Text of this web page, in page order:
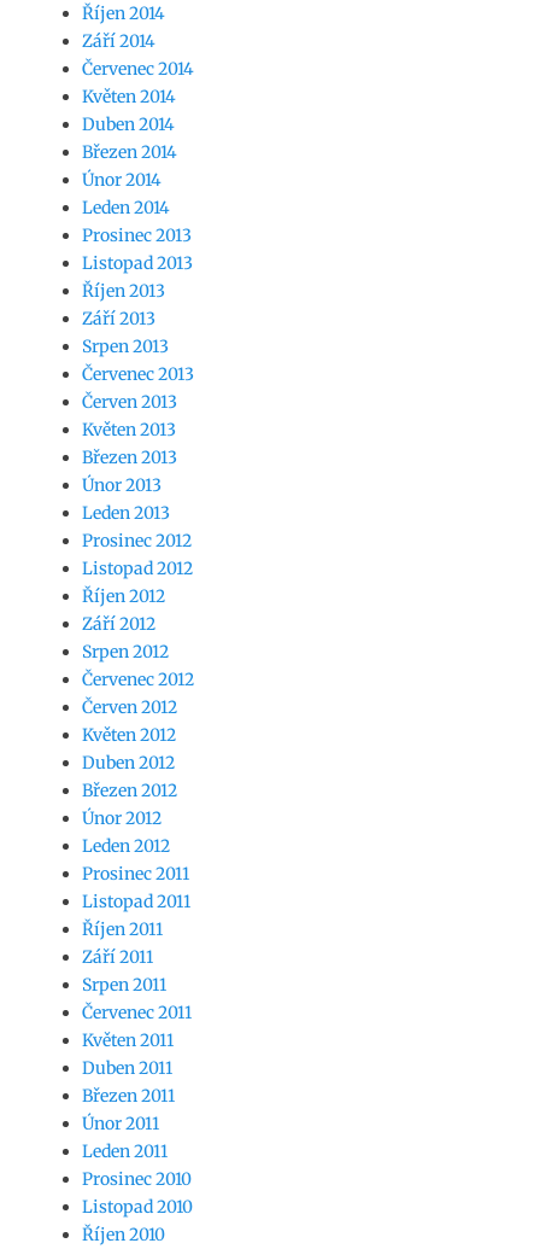
Říjen 2014
Září 2014
Červenec 2014
Květen 2014
Duben 2014
Březen 2014
Únor 2014
Leden 2014
Prosinec 2013
Listopad 2013
Říjen 2013
Září 2013
Srpen 2013
Červenec 2013
Červen 2013
Květen 2013
Březen 2013
Únor 2013
Leden 2013
Prosinec 2012
Listopad 2012
Říjen 2012
Září 2012
Srpen 2012
Červenec 2012
Červen 2012
Květen 2012
Duben 2012
Březen 2012
Únor 2012
Leden 2012
Prosinec 2011
Listopad 2011
Říjen 2011
Září 2011
Srpen 2011
Červenec 2011
Květen 2011
Duben 2011
Březen 2011
Únor 2011
Leden 2011
Prosinec 2010
Listopad 2010
Říjen 2010